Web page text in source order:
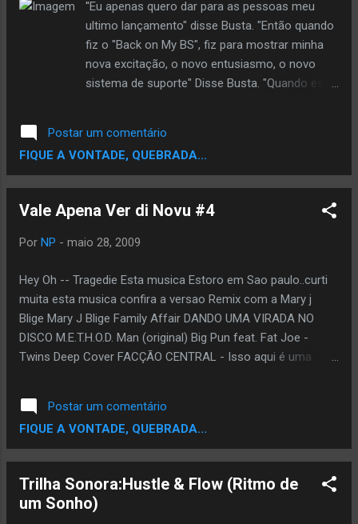
humildemente declarou: "Estou honrado de
receber esse prêmio, e não posso esperar para
assistir os shows da premiação em julho. O
Urban Music Awards é diferente de todos os
''Eu apenas quero dar para as pessoas meu
ultimo lançamento" disse Busta. "Então quando
fiz o "Back on My BS", fiz para mostrar minha
nova excitação, o novo entusiasmo, o novo
sistema de suporte" Disse Busta. "Quando essa
talvez esse não seja um álbum que deva vir
agora ... eu era capaz de crescer antes de ir
para a Aftermath/Interscope, não há nada de
Meu problema era com certas coisas, eu sei de
minha experiência profissional em gravar, que
platinados, e tenho feito um bem sucedida
carreira, antes mesmo de estar lá. Queria
apenas voltar ao volante, controlar meu próprio
destino." concluiu.
Postar um comentário
FIQUE A VONTADE, QUEBRADA...
Vale Apena Ver di Novu #4
Por NP - maio 28, 2009
Hey Oh -- Tragedie Esta musica Estoro em Sao paulo..curti
muita esta musica confira a versao Remix com a Mary j
Blige Mary J Blige Family Affair DANDO UMA VIRADA NO
DISCO M.E.T.H.O.D. Man (original) Big Pun feat. Fat Joe -
Twins Deep Cover FACÇÃO CENTRAL - Isso aqui é uma
Postar um comentário
FIQUE A VONTADE, QUEBRADA...
Trilha Sonora:Hustle & Flow (Ritmo de
um Sonho)